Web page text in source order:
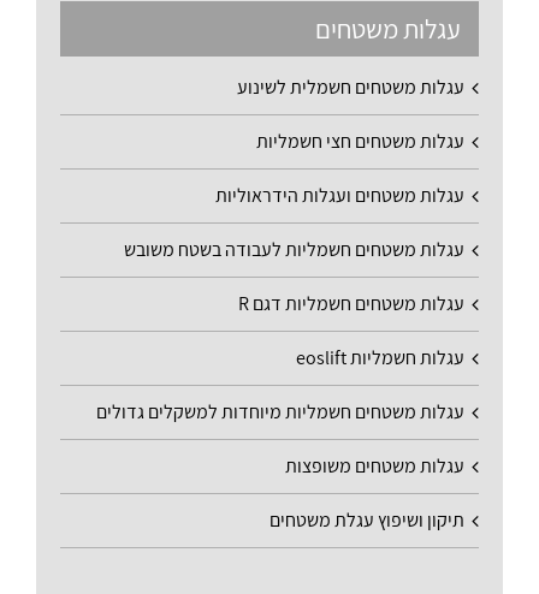
עגלות משטחים
עגלות משטחים חשמלית לשינוע
עגלות משטחים חצי חשמליות
עגלות משטחים ועגלות הידראוליות
עגלות משטחים חשמליות לעבודה בשטח משובש
עגלות משטחים חשמליות דגם R
עגלות חשמליות eoslift
עגלות משטחים חשמליות מיוחדות למשקלים גדולים
עגלות משטחים משופצות
תיקון ושיפוץ עגלת משטחים